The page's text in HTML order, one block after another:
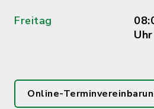
Freitag
Uhr
Online-